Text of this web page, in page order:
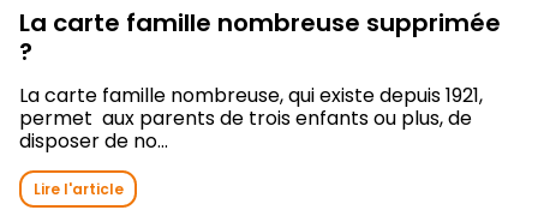
La carte famille nombreuse supprimée
?
La carte famille nombreuse, qui existe depuis 1921,
permet aux parents de trois enfants ou plus, de
disposer de no...
Lire l'article